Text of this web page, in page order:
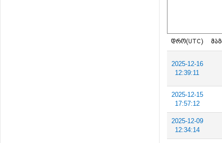
ᲓᲠᲝ(UTC)
2025-12-16
12:39:11
2025-12-15
17:57:12
2025-12-09
12:34:14